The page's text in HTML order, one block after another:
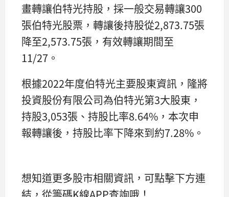
畫轉讓伯特光持股，採一般交易轉讓300
張伯特光股票，轉讓後持股從2,873.75張
降至2,573.75張，有效轉讓期間至
11/27。
根據2022年度伯特光主要股東資訊，隆將
投資股份有限公司為伯特光第3大股東，
持股3,053張、持股比率8.64%，本次申
報轉讓後，持股比率下降來到約7.28%。
想知道更多股市相關資訊，可點擊下方連